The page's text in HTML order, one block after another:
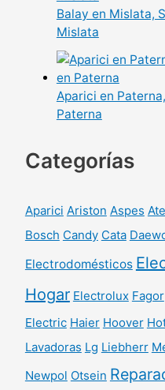
Balay en Mislata,
Mislata
Aparici en
Paterna
Categorías
Aparici Ariston Aspes
Bosch Candy Cata
Electrodomésticos
Hogar Electrolux Fagor
Electric Haier Hoover
Lavadoras Lg Liebherr
Newpol Otsein